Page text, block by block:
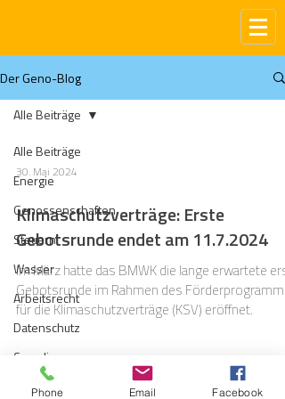
Der Geno-Blog
Alle Beiträge
Energie
Genossenschaften
Steuern
Wasser
Arbeitsrecht
Datenschutz
Compliance
Gas
Alle Beiträge
30. Mai 2024
Klimaschutzverträge: Erste
Gebotsrunde endet am 11.7.2024
Im März hatte das BMWK die lange erwartete
Gebotsrunde im Rahmen des Förderprogramms
für die Klimaschutzverträge (KSV) eröffnet.
Phone Email Facebook